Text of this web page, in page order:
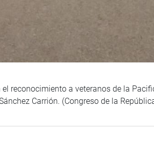
reconocimiento a veteranos de la
Carrión. (Congreso de la